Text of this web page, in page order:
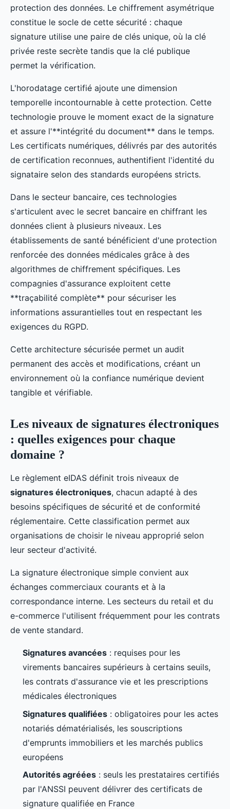
protection des données. Le chiffrement asymétrique
constitue le socle de cette sécurité : chaque
signature utilise une paire de clés unique, où la clé
privée reste secrète tandis que la clé publique
permet la vérification.
L'horodatage certifié ajoute une dimension
temporelle incontournable à cette protection. Cette
technologie prouve le moment exact de la signature
et assure l'**intégrité du document** dans le temps.
Les certificats numériques, délivrés par des autorités
de certification reconnues, authentifient l'identité du
signataire selon des standards européens stricts.
Dans le secteur bancaire, ces technologies
s'articulent avec le secret bancaire en chiffrant les
données client à plusieurs niveaux. Les
établissements de santé bénéficient d'une protection
renforcée des données médicales grâce à des
algorithmes de chiffrement spécifiques. Les
compagnies d'assurance exploitent cette
**traçabilité complète** pour sécuriser les
informations assurantielles tout en respectant les
exigences du RGPD.
Cette architecture sécurisée permet un audit
permanent des accès et modifications, créant un
environnement où la confiance numérique devient
tangible et vérifiable.
Les niveaux de signatures électroniques
: quelles exigences pour chaque
domaine ?
Le règlement eIDAS définit trois niveaux de
signatures électroniques, chacun adapté à des
besoins spécifiques de sécurité et de conformité
réglementaire. Cette classification permet aux
organisations de choisir le niveau approprié selon
leur secteur d'activité.
La signature électronique simple convient aux
échanges commerciaux courants et à la
correspondance interne. Les secteurs du retail et du
e-commerce l'utilisent fréquemment pour les contrats
de vente standard.
Signatures avancées : requises pour les
virements bancaires supérieurs à certains seuils,
les contrats d'assurance vie et les prescriptions
médicales électroniques
Signatures qualifiées : obligatoires pour les actes
notariés dématérialisés, les souscriptions
d'emprunts immobiliers et les marchés publics
européens
Autorités agréées : seuls les prestataires certifiés
par l'ANSSI peuvent délivrer des certificats de
signature qualifiée en France